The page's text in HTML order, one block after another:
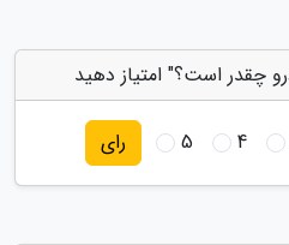
چقدر است؟" امتیاز دهید
4
5 رای